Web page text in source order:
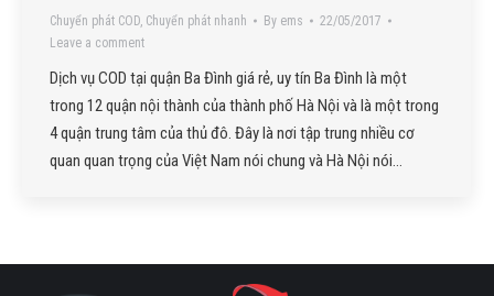
Chuyển phát COD, Chuyển phát nhanh By ems
22/05/2017
Leave a comment
Dịch vụ COD tại quận Ba Đình giá rẻ, uy tín Ba Đình là một
trong 12 quận nội thành của thành phố Hà Nội và là một trong
4 quận trung tâm của thủ đô. Đây là nơi tập trung nhiều cơ
quan quan trọng của Việt Nam nói chung và Hà Nội nói…